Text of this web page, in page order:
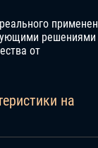
решениями
от
на